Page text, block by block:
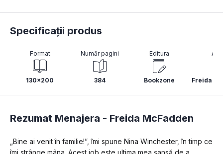
Specificații produs
Format
130x200
Număr pagini
384
Editura
Bookzone Freida
Rezumat Menajera - Freida McFadden
„Bine ai venit în familie!”, îmi spune Nina Winchester, în timp ce
îmi strânge mâna. Acest job este ultima mea șansă de a